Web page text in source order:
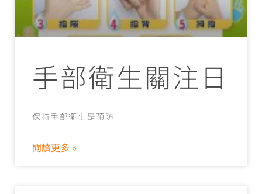
手部衛生關注日
保持手部衞生是預防
閱讀更多 »